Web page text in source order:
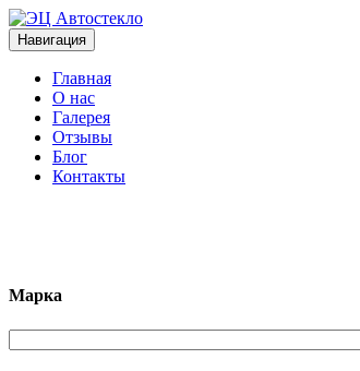
Навигация
Главная
О нас
Галерея
Отзывы
Блог
Контакты
Марка